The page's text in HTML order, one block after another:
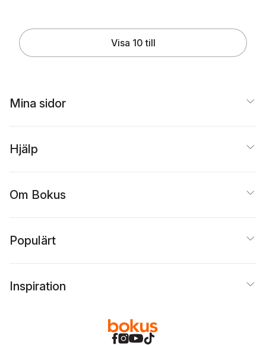
Visa 10 till
Mina sidor
Hjälp
Om Bokus
Populärt
Inspiration